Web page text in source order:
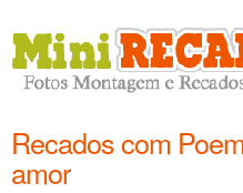
Recados com
amor